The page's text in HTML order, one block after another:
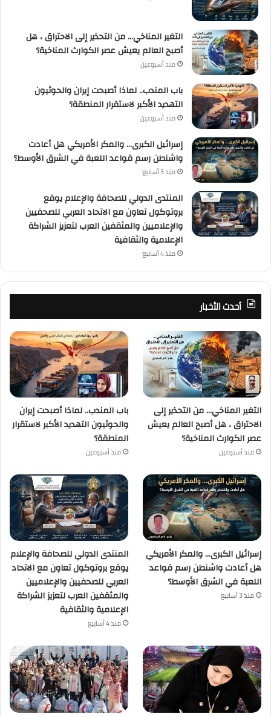
التغير المناخي… من التحذير إلى الاحتراق ، هل
أصبح العالم يعيش عصر الكوارث المناخية؟
منذ أسبوعين
باب المندب.. لماذا أصبحت إيران والحوثيون
التهديد الأكبر لاستقرار المنطقة؟
منذ أسبوعين
إسرائيل الكبرى… والمكر الأمريكي هل أعادت
واشنطن رسم قواعد اللعبة في الشرق الأوسط؟
منذ 3 أسابيع
المنتدى الدولي للصحافة والإعلام يوقع
بروتوكول تعاون مع الاتحاد العربي للصحفيين
والإعلاميين والمثقفين العرب لتعزيز الشراكة
الإعلامية والثقافية
منذ 4 أسابيع
أحدث الأخبار
التغير المناخي… من التحذير إلى
الاحتراق ، هل أصبح العالم يعيش
عصر الكوارث المناخية؟
منذ أسبوعين
باب المندب.. لماذا أصبحت إيران
والحوثيون التهديد الأكبر لاستقرار
المنطقة؟
منذ أسبوعين
إسرائيل الكبرى… والمكر الأمريكي
هل أعادت واشنطن رسم قواعد
اللعبة في الشرق الأوسط؟
منذ 3 أسابيع
المنتدى الدولي للصحافة والإعلام
يوقع بروتوكول تعاون مع الاتحاد
العربي للصحفيين والإعلاميين
والمثقفين العرب لتعزيز الشراكة
الإعلامية والثقافية
منذ 4 أسابيع